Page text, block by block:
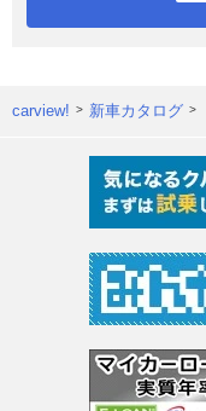
carview! 新車カタログ